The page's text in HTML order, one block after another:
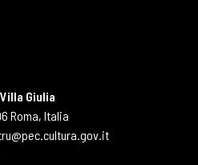
Giulia
Roma, Italia